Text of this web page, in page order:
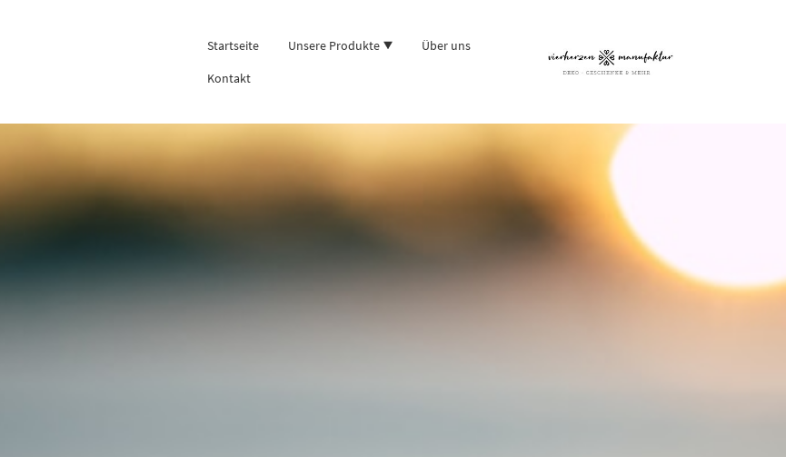
Startseite Unsere Produkte
Über uns
Kontakt